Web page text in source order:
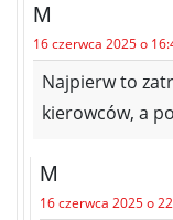
M
16 czerwca 2025 o
Najpierw to
kierowców, a
M
16 czerwca 2025 o